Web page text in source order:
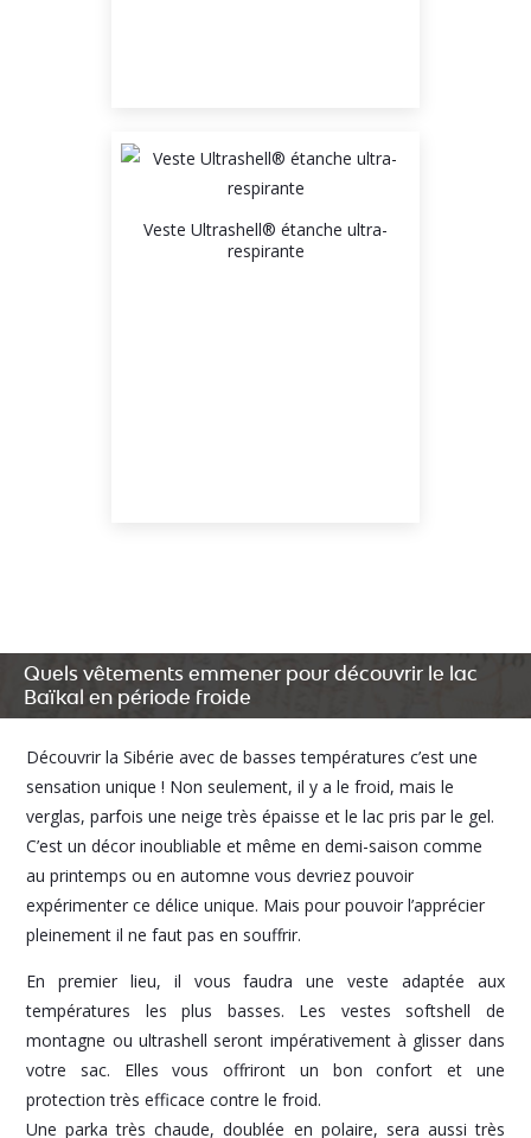
Veste Ultrashell® étanche ultra-
respirante
Quels vêtements emmener pour découvrir le lac
Baïkal en période froide
Découvrir la Sibérie avec de basses températures c’est une
sensation unique ! Non seulement, il y a le froid, mais le
verglas, parfois une neige très épaisse et le lac pris par le gel.
C’est un décor inoubliable et même en demi-saison comme
au printemps ou en automne vous devriez pouvoir
expérimenter ce délice unique. Mais pour pouvoir l’apprécier
pleinement il ne faut pas en souffrir.
En premier lieu, il vous faudra une veste adaptée aux
températures les plus basses. Les vestes softshell de
montagne ou ultrashell seront impérativement à glisser dans
votre sac. Elles vous offriront un bon confort et une
protection très efficace contre le froid.
Une parka très chaude, doublée en polaire, sera aussi très